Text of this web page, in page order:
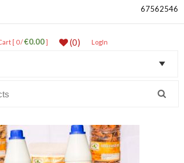
67562546
[ 0 /€0.00] (0) LogIn